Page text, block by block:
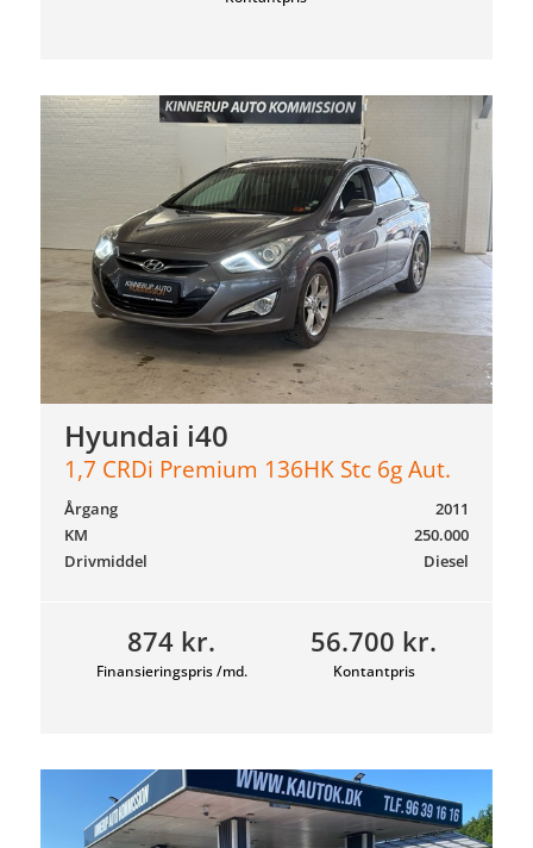
Hyundai i40
1,7 CRDi Premium 136HK Stc 6g Aut.
874 kr.
Finansieringspris /md.
56.700 kr.
Kontantpris
2011
Årgang
250.000
KM
Diesel
Drivmiddel